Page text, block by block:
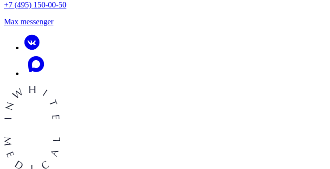
+7 (495) 150-00-50
Max messenger